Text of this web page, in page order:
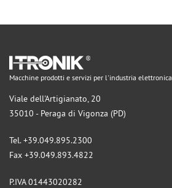
Macchine prodotti e servizi per l'industria elettronica
Viale dell'Artigianato, 20
35010 - Peraga di Vigonza (PD)
Tel. +39.049.895.2300
Fax +39.049.893.4822
P.IVA 01443020282